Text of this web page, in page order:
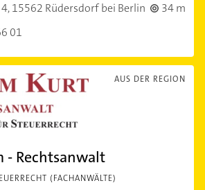
15562 Rüdersdorf bei Berlin
34 m
01
AUS DER REGION
- Rechtsanwalt
(FACHANWÄLTE)